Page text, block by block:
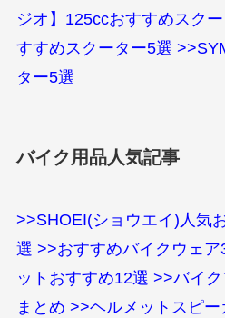
ジオ】125ccおすすめスク
すすめスクーター5選
ター5選
バイク用品人気記事
>>SHOEI(ショウエイ)人気
選 >>おすすめバイクウェア
ットおすすめ12選 >>バイ
まとめ >>ヘルメットスピ